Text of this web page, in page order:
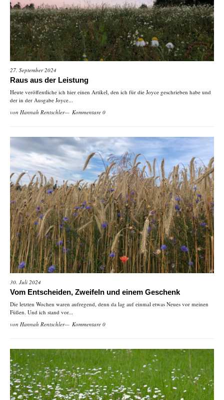
27. September 2024
Raus aus der Leistung
Heute veröffentliche ich hier einen Artikel, den ich für die Joyce geschrieben habe und
der in der Ausgabe Joyce...
von Hannah Rentschler Kommentare 0
30. Juli 2024
Vom Entscheiden, Zweifeln und einem Geschenk
Die letzten Wochen waren aufregend, denn da lag auf einmal etwas Neues vor meinen
Füßen. Und ich stand vor...
von Hannah Rentschler Kommentare 0